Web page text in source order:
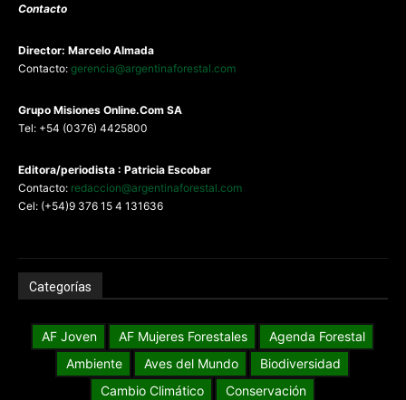
Contacto
Director: Marcelo Almada
Contacto: gerencia@argentinaforestal.com
Grupo Misiones Online.Com SA
Tel: +54 (0376) 4425800
Editora/periodista : Patricia Escobar
Contacto: redaccion@argentinaforestal.com
Cel: (+54)9 376 15 4 131636
Categorías
AF Joven AF Mujeres Forestales
Agenda Forestal
Ambiente
Aves del Mundo
Biodiversidad
Cambio Climático
Conservación